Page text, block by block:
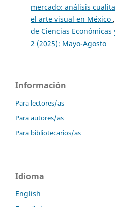
mercado: análisis
el arte visual en México ,
de Ciencias
2 (2025): Mayo-Agosto
Información
Para lectores/as
Para autores/as
Para bibliotecarios/as
Idioma
English